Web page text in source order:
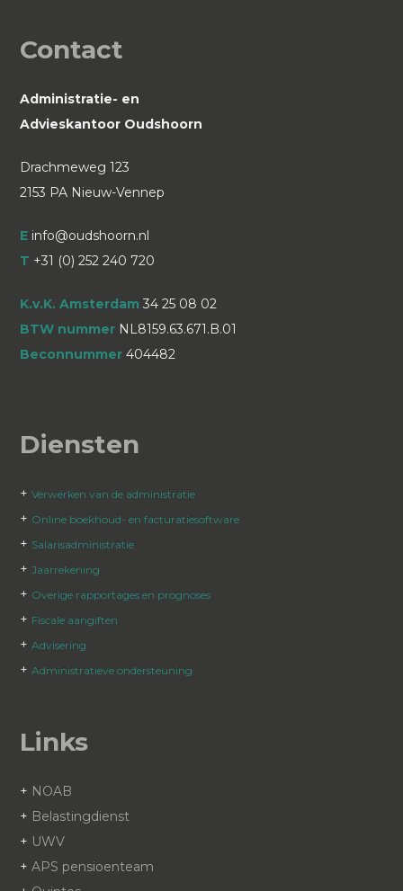
Contact
Administratie- en
Advieskantoor Oudshoorn
Drachmeweg 123
2153 PA Nieuw-Vennep
E info@oudshoorn.nl
T +31 (0) 252 240 720
K.v.K. Amsterdam 34 25 08 02
BTW nummer NL8159.63.671.B.01
Beconnummer 404482
Diensten
+Verwerken van de administratie
+ Online boekhoud- en facturatiesoftware
+ Salarisadministratie
+Jaarrekening
+ Overige rapportages en prognoses
+ Fiscale aangiften
+Advisering
+Administratieve ondersteuning
Links
+ NOAB
+ Belastingdienst
+ UWV
+APS pensioenteam